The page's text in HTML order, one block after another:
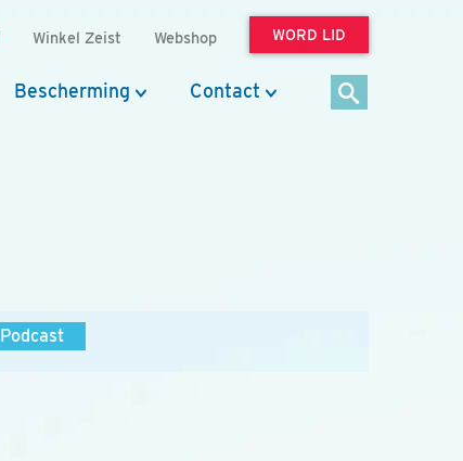
Winkel Zeist Webshop WORD LID
Bescherming Contact
Podcast